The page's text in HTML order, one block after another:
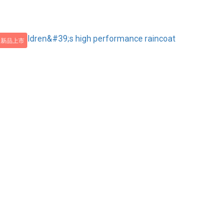
新品上市